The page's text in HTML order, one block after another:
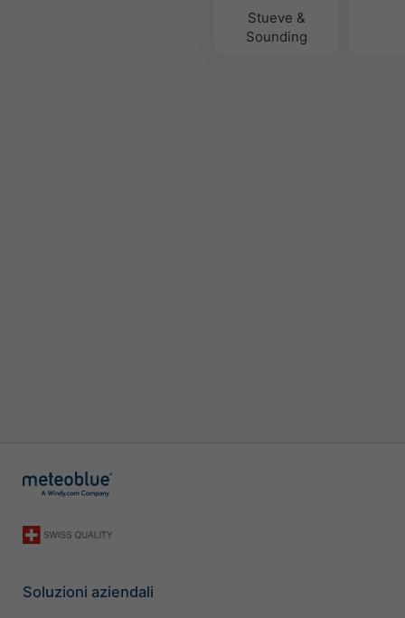
Stueve &
Sounding
Soluzioni aziendali